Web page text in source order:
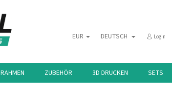
EUR DEUTSCH Login
RAHMEN ZUBEHÖR 3D DRUCKEN SETS